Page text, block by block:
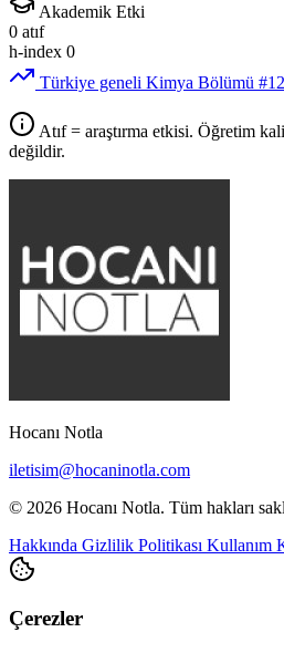
Akademik Etki
0 atıf
h-index 0
Türkiye geneli Kimya Bölümü
Atıf = araştırma etkisi. Öğretim
değildir.
Hocanı Notla
iletisim@hocaninotla.com
© 2026 Hocanı Notla. Tüm hakları
Hakkında Gizlilik Politikası Kullanım
Çerezler